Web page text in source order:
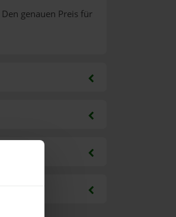
genauen Preis für